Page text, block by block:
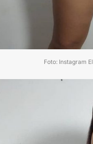
Foto: Instagram